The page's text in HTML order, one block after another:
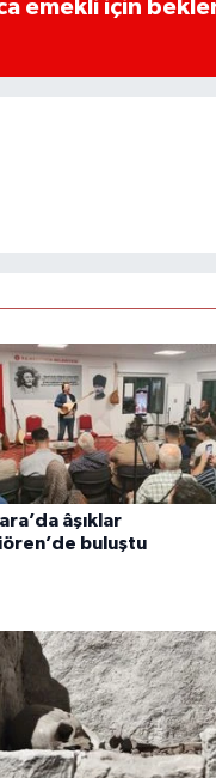
emekli için
âşıklar
buluştu